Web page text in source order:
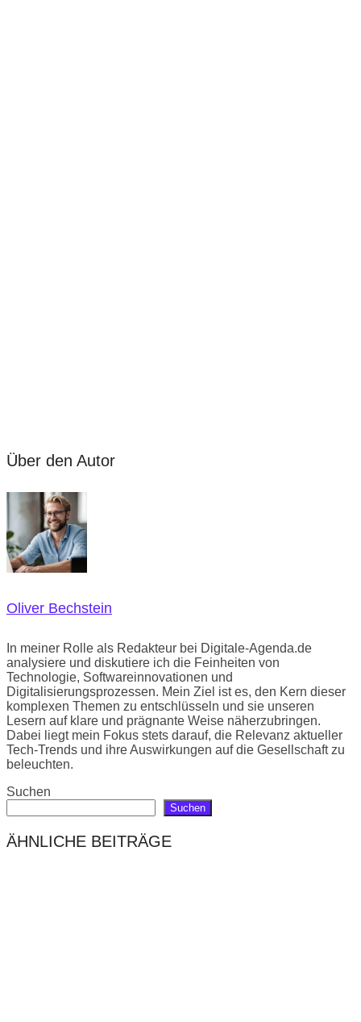
Über den Autor
Oliver Bechstein
In meiner Rolle als Redakteur bei Digitale-Agenda.de
analysiere und diskutiere ich die Feinheiten von
Technologie, Softwareinnovationen und
Digitalisierungsprozessen. Mein Ziel ist es, den Kern dieser
komplexen Themen zu entschlüsseln und sie unseren
Lesern auf klare und prägnante Weise näherzubringen.
Dabei liegt mein Fokus stets darauf, die Relevanz aktueller
Tech-Trends und ihre Auswirkungen auf die Gesellschaft zu
beleuchten.
Suchen
Suchen
ÄHNLICHE BEITRÄGE